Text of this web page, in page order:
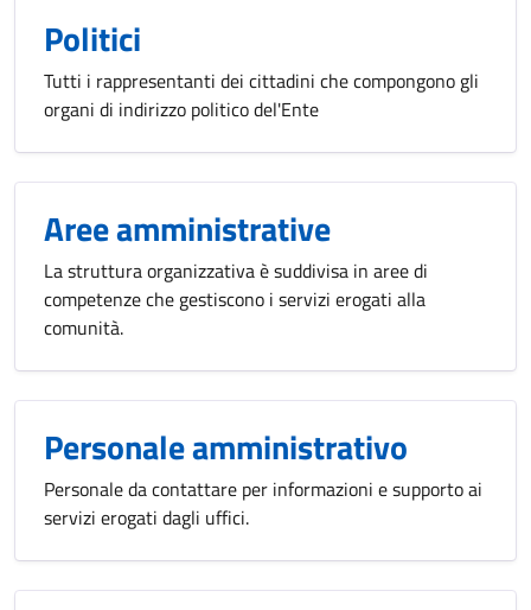
Politici
Tutti i rappresentanti dei cittadini che compongono gli
organi di indirizzo politico del'Ente
Aree amministrative
La struttura organizzativa è suddivisa in aree di
competenze che gestiscono i servizi erogati alla
comunità.
Personale amministrativo
Personale da contattare per informazioni e supporto ai
servizi erogati dagli uffici.